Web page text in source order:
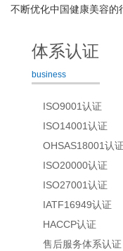
不断优化中国健康美容的
体系认证
business
ISO9001认证
ISO14001认证
OHSAS18001认证
ISO20000认证
ISO27001认证
IATF16949认证
HACCP认证
售后服务体系认证